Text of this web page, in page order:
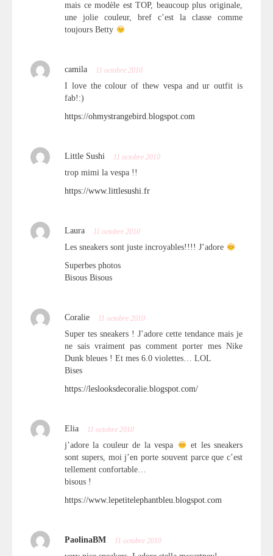
mais ce modèle est TOP, beaucoup plus originale,
une jolie couleur, bref c’est la classe comme
toujours Betty
camila 11 octobre 2010
I love the colour of thew vespa and ur outfit is
fab!:)
https://ohmystrangebird.blogspot.com
Little Sushi 11 octobre 2010
trop mimi la vespa !!
https://www.littlesushi.fr
Laura 11 octobre 2010
Les sneakers sont juste incroyables!!!! J’adore
Superbes photos
Bisous Bisous
Coralie 11 octobre 2010
Super tes sneakers ! J’adore cette tendance mais je
ne sais vraiment pas comment porter mes Nike
Dunk bleues ! Et mes 6.0 violettes… LOL
Bises
https://leslooksdecoralie.blogspot.com/
Elia 11 octobre 2010
j’adore la couleur de la vespa
et les sneakers
sont supers, moi j’en porte souvent parce que c’est
tellement confortable…
bisous !
https://www.lepetitelephantbleu.blogspot.com
PaolinaBM 11 octobre 2010